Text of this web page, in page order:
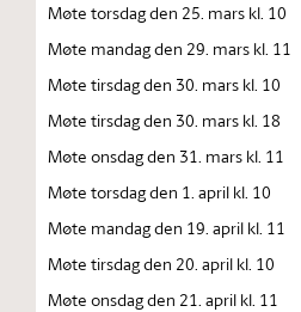
Møte torsdag den 25. mars kl. 10
Møte mandag den 29. mars kl. 11
Møte tirsdag den 30. mars kl. 10
Møte tirsdag den 30. mars kl. 18
Møte onsdag den 31. mars kl. 11
Møte torsdag den 1. april kl. 10
Møte mandag den 19. april kl. 11
Møte tirsdag den 20. april kl. 10
Møte onsdag den 21. april kl. 11